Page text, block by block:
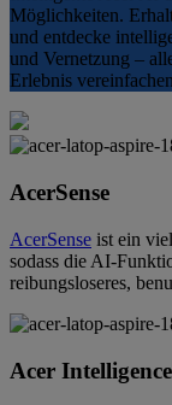
Möglichkeiten.
und entdecke
und Vernetzung –
Erlebnis
AcerSense
AcerSense ist ein
sodass die AI-
reibungsloseres,
Acer